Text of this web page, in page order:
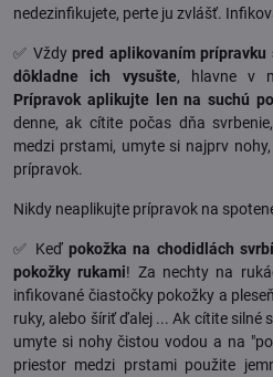
nedezinfikujete, perte ju zvlášť.
✅ Vždypred aplikovaním
dôkladne ich vysušte, hlavne v
Prípravok aplikujte len na suchú
denne, ak cítite počas dňa
medzi prstami, umyte si najprv
prípravok.
Nikdy neaplikujte prípravok na
✅ Keď pokožka na chodidlách svrbí
pokožky rukami! Za nechty na
infikované čiastočky pokožky a
ruky, alebo šíriť ďalej ... Ak cítite silné
umyte si nohy čistou vodou a na
priestor medzi prstami použite